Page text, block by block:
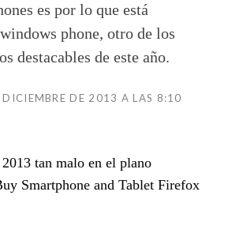
es por lo que está
phone, otro de los
destacables de este año.
DE 2013 A LAS 8:10
2013 tan malo en el plano
Smartphone and Tablet Firefox